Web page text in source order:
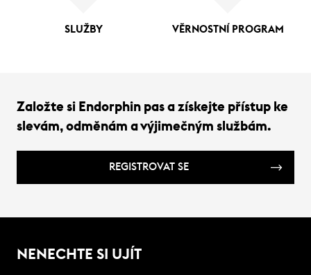
SLUŽBY VĚRNOSTNÍ PROGRAM
Založte si Endorphin pas a získejte přístup ke
slevám, odměnám a výjimečným službám.
REGISTROVAT SE
NENECHTE SI UJÍT